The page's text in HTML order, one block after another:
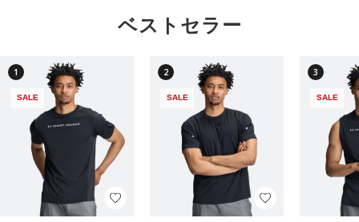
ベストセラー
1
SALE
2
SALE
3
SALE